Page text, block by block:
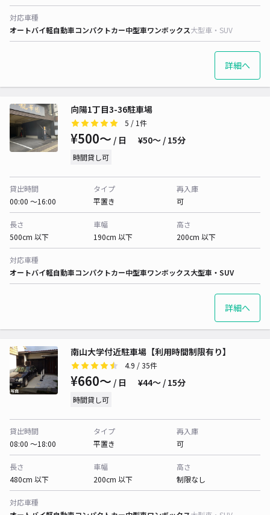
対応車種
オートバイ軽自動車コンパクトカー中型車ワンボックス大型車・SUV
詳細へ
向陽1丁目3-36駐車場
5 / 1件
¥500〜 / 日 ¥50〜 / 15分
時間貸し可
貸出時間
00:00 〜16:00
タイプ
平置き
再入庫
可
長さ
500cm 以下
車幅
190cm 以下
高さ
200cm 以下
対応車種
オートバイ軽自動車コンパクトカー中型車ワンボックス大型車・SUV
詳細へ
南山大学付近駐車場【利用時間制限有り】
4.9 / 35件
¥660〜 / 日 ¥44〜 / 15分
時間貸し可
貸出時間
08:00 〜18:00
タイプ
平置き
再入庫
可
長さ
480cm 以下
車幅
200cm 以下
高さ
制限なし
対応車種